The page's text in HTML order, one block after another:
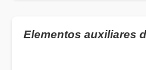
Elementos auxiliares